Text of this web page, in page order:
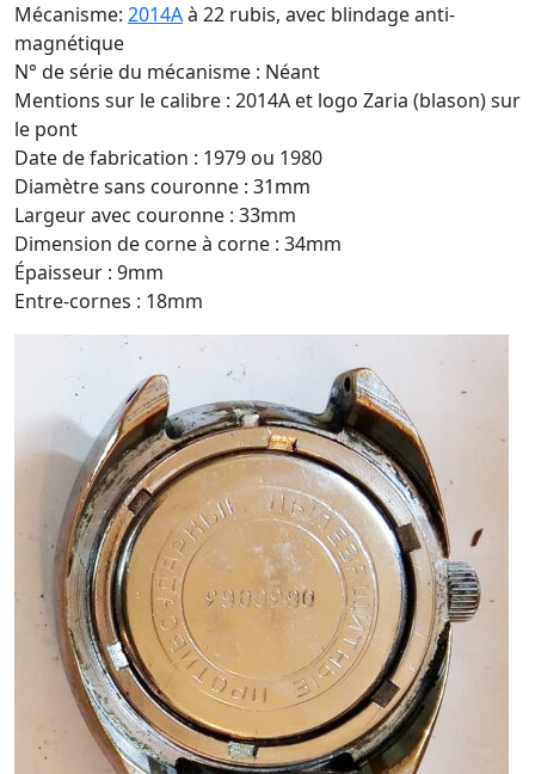
Mécanisme: 2014Aà 22 rubis, avec blindage anti-
magnétique
N° de série du mécanisme : Néant
Mentions sur le calibre : 2014A et logo Zaria (blason) sur
le pont
Date de fabrication : 1979 ou 1980
Diamètre sans couronne : 31mm
Largeur avec couronne : 33mm
Dimension de corne à corne : 34mm
Épaisseur : 9mm
Entre-cornes : 18mm